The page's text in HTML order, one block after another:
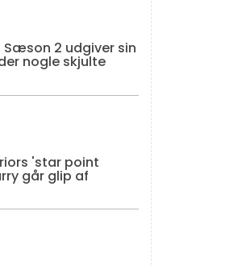
Sæson 2 udgiver sin
nogle skjulte
'star point
går glip af